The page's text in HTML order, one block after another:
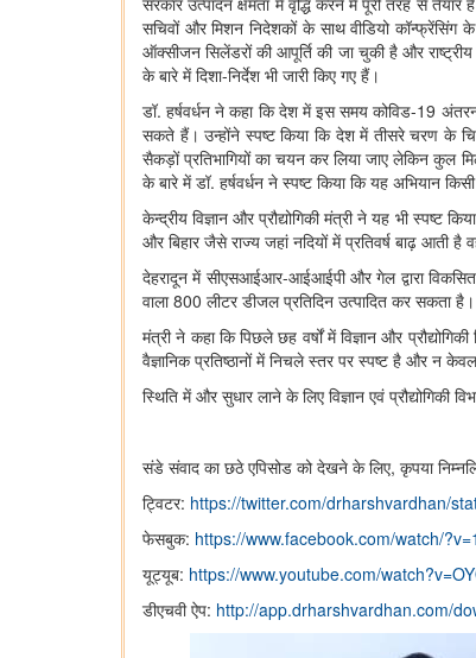
सचिवों और मिशन निदेशकों के साथ वीडियो
ऑक्‍सीजन सिलेंडरों की आपूर्ति की जा चुकी है और
के बारे में दिशा-निर्देश भी जारी किए गए हैं।
डॉ. हर्षवर्धन ने कहा कि देश में इस समय कोविड-19
सकते हैं। उन्‍होंने स्‍पष्‍ट किया कि देश में तीसरे चरण के
सैकड़ों प्रतिभागियों का चयन कर लिया जाए लेकिन कुल
के बारे में डॉ. हर्षवर्धन ने स्‍पष्‍ट किया कि यह अभियान
केन्‍द्रीय विज्ञान और प्रौद्योगिकी मंत्री ने यह भी
और बिहार जैसे राज्‍य जहां नदियों में प्रतिवर्ष बाढ़ आती है
देहरादून में सीएसआईआर-आईआईपी और गेल द्वारा
वाला 800 लीटर डीजल प्रतिदिन उत्‍पादित कर सकता है।
मंत्री ने कहा कि पिछले छह वर्षों में विज्ञान और
वैज्ञानिक प्रतिष्ठानों में निचले स्तर पर स्पष्ट है और न
स्थिति में और सुधार लाने के लिए विज्ञान एवं प्रौद्योगिकी
संडे संवाद का छठे एपिसोड को देखने के लिए, कृपया
ट्विटर: https://twitter.com/drharshvardhan/
फेसबुक: https://www.facebook.com/watch/
यूट्यूब: https://www.youtube.com/
डीएचवी ऐप: http://app.drharshvardhan.com/